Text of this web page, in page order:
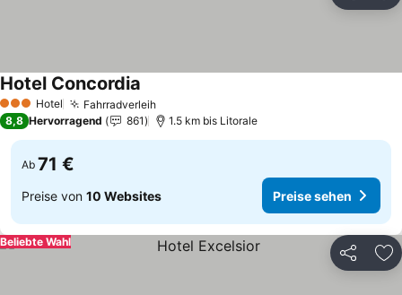
3 SterneHotel FahrradverleihPreise sehen
Hotel Concordia
8,8 Hervorragend 861 1.5 km bis Litorale
Ab 71 €
Preise von 10 Websites Preise sehen
Teilen
Beliebte Wahl